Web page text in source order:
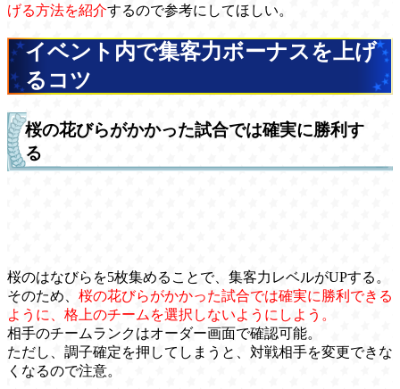
げる方法を紹介するので参考にしてほしい。
イベント内で集客力ボーナスを上げ
るコツ
桜の花びらがかかった試合では確実に勝利す
る
桜のはなびらを5枚集めることで、集客力レベルがUPする。
そのため、 桜の花びらがかかった試合では確実に勝利できる
ように、格上のチームを選択しないようにしよう。
相手のチームランクはオーダー画面で確認可能。
ただし、調子確定を押してしまうと、対戦相手を変更できな
くなるので注意。